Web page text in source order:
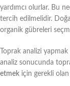
yardımcı olurlar. Bu
tercih edilmelidir.
organik gübreleri
Toprak analizi
analiz sonucunda
etmek için gerekli